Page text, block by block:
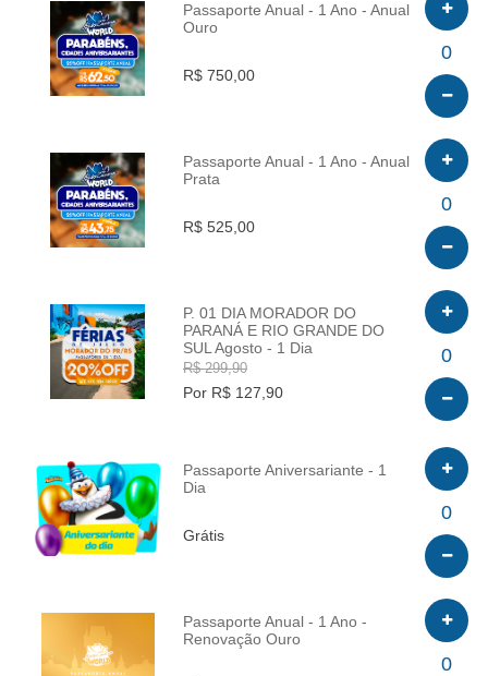
INFO
Passaporte Anual - 1 Ano - Anual
Ouro
R$ 750,00
0
INFO
Passaporte Anual - 1 Ano - Anual
Prata
R$ 525,00
0
INFO
P. 01 DIA MORADOR DO
PARANÁ E RIO GRANDE DO
SUL Agosto - 1 Dia
R$ 299,90
Por R$ 127,90
0
INFO
Passaporte Aniversariante - 1
Dia
Grátis
0
INFO
Passaporte Anual - 1 Ano -
Renovação Ouro
0